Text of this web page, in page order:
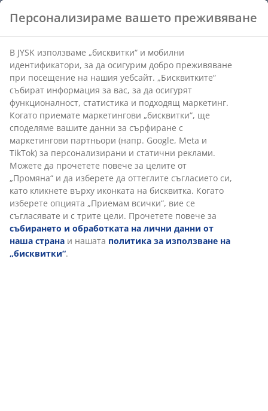
Характеристики
Отзиви
(1)
Доставка
Персонализираме вашето преживяване
В JYSK използваме „бисквитки“ и мобилни
идентификатори, за да осигурим добро преживяване
при посещение на нашия уебсайт. „Бисквитките“
събират информация за вас, за да осигурят
функционалност, статистика и подходящ маркетинг.
Когато приемате маркетингови „бисквитки“, ще
споделяме вашите данни за сърфиране с
маркетингови партньори (напр. Google, Meta и
TikTok) за персонализирани и статични реклами.
Можете да прочетете повече за целите от
„Промяна“ и да изберете да оттеглите съгласието си,
като кликнете върху иконката на бисквитка. Когато
изберете опцията „Приемам всички“, вие се
съгласявате и с трите цели. Прочетете повече за
събирането и обработката на лични данни от
наша страна и нашата политика за използване на
„бисквитки“.